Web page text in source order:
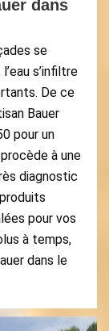
dans
se
s’infiltre
De ce
Bauer
pour un
à une
diagnostic
pour vos
à temps,
dans le